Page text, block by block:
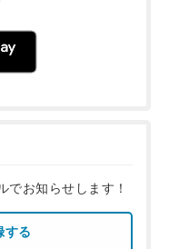
でお知らせします！
する